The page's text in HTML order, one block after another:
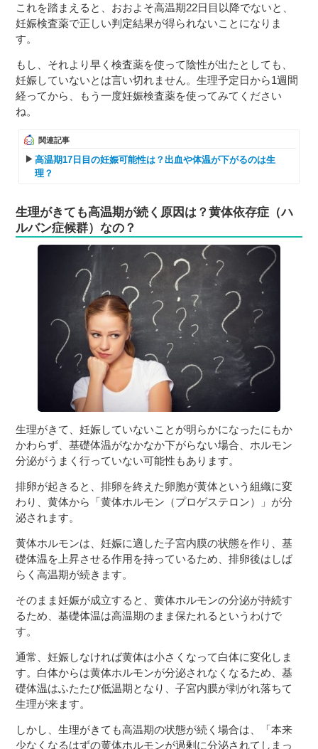
これを踏まえると、おおよそ高温期22日目以降でないと、
妊娠検査薬で正しい判定結果が得られないことになりま
す。
もし、それより早く検査薬を使って陰性が出たとしても、
妊娠していないとは言い切れません。生理予定日から1週間
経ってから、もう一度妊娠検査薬を使ってみてください
ね。
関連記事
高温期17日目の妊娠可能性は？出血や体温が下がるのは生
理？
生理がきても高温期が続く原因は？黄体依存症（ハ
ルバン症候群）なの？
生理がきて、妊娠していないことが明らかになったにもか
かわらず、基礎体温がなかなか下がらない場合、ホルモン
分泌がうまく行っていない可能性もあります。
排卵が起きると、排卵を終えた卵胞が黄体という組織に変
わり、黄体から「黄体ホルモン（プロゲステロン）」が分
泌されます。
黄体ホルモンは、妊娠に適した子宮内膜の状態を作り、基
礎体温を上昇させる作用を持っているため、排卵後はしば
らく高温期が続きます。
そのまま妊娠が成立すると、黄体ホルモンの分泌が持続す
るため、基礎体温は高温期のまま保たれるというわけで
す。
通常、妊娠しなければ黄体は小さくなって白体に変化しま
す。白体からは黄体ホルモンが分泌されなくなるため、基
礎体温はふたたび低温期となり、子宮内膜が剥がれ落ちて
生理が来ます。
しかし、生理がきても高温期の状態が続く場合は、「本来
少なくなるはずの黄体ホルモンが過剰に分泌されてしまっ